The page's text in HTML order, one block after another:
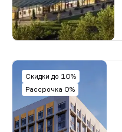
Скидки до 10%
Рассрочка 0%